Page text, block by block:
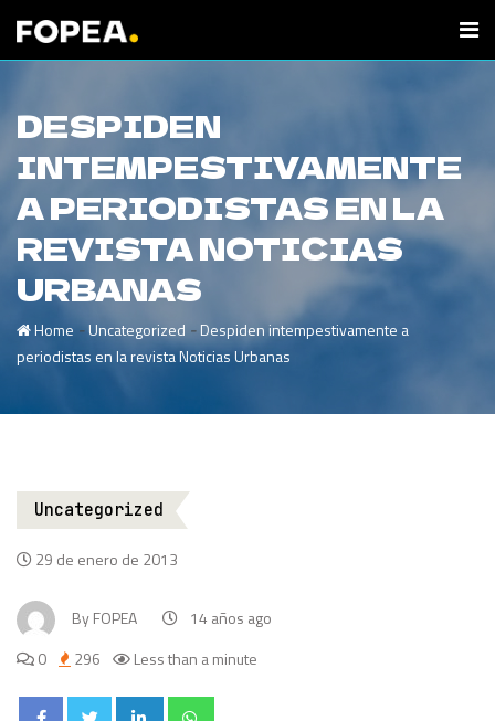
DESPIDEN
INTEMPESTIVAMENTE
A PERIODISTAS EN LA
REVISTA NOTICIAS
URBANAS
Home -Uncategorized -Despiden intempestivamente a
periodistas en la revista Noticias Urbanas
Uncategorized
29 de enero de 2013
ByFOPEA
14 años ago
0
296 Less than a minute